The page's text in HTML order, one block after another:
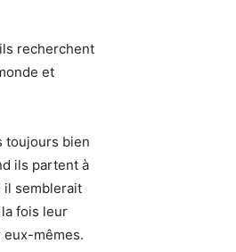
recherchent
et
toujours bien
ils partent à
il semblerait
fois leur
eux-mêmes.